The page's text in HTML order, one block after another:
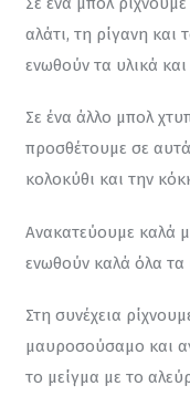
αλάτι, τη ρίγανη και
ενωθούν τα υλικά
Σε ένα άλλο μπολ
προσθέτουμε σε
κολοκύθι και την
Ανακατεύουμε καλά
ενωθούν καλά όλα τα
Στη συνέχεια
μαυροσούσαμο και
το μείγμα με το